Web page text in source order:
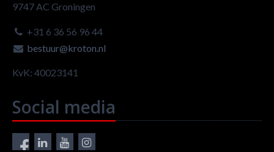
9747 AC Groningen
+31 6 36 56 96 44
bestuur@kroton.nl
KvK: 40023141
Social media